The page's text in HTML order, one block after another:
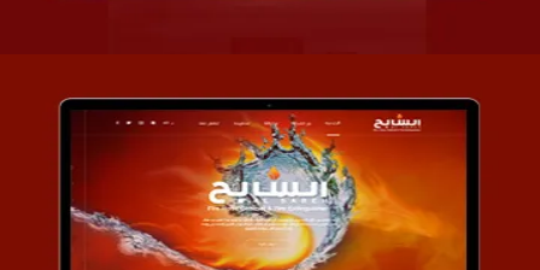
تصميم موقع السابح للصناعات المعدنية
التفاصيل